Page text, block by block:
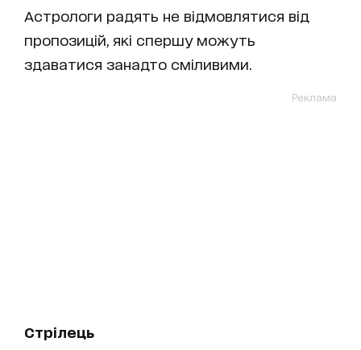
Астрологи радять не відмовлятися від
пропозицій, які спершу можуть
здаватися занадто сміливими.
Реклама
Стрілець